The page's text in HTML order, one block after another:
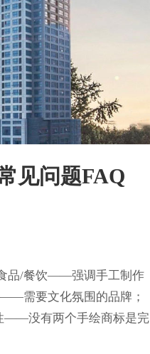
见问题FAQ
品/餐饮——强调手工制作
需要文化氛围的品牌；
——没有两个手绘商标是完